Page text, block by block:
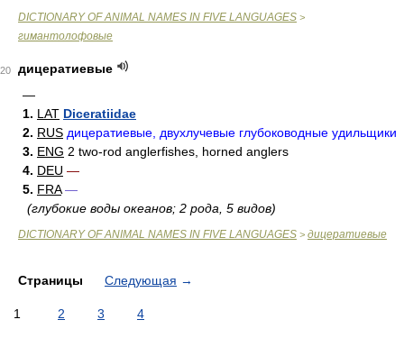
DICTIONARY OF ANIMAL NAMES IN FIVE LANGUAGES >
гимантолофовые
20
дицератиевые
—
1. LAT Diceratiidae
2. RUS дицератиевые, двухлучевые глубоководные удильщики
3. ENG 2 two-rod anglerfishes, horned anglers
4. DEU —
5. FRA —
(глубокие воды океанов; 2 рода, 5 видов)
DICTIONARY OF ANIMAL NAMES IN FIVE LANGUAGES > дицератиевые
Страницы Следующая →
1 2 3 4